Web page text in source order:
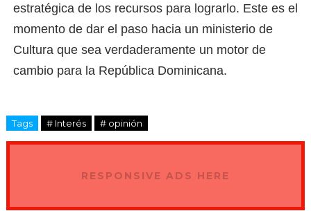
estratégica de los recursos para lograrlo. Este es el
momento de dar el paso hacia un ministerio de
Cultura que sea verdaderamente un motor de
cambio para la República Dominicana.
Tags # Interés # opinión
RESPONSIVE ADS HERE